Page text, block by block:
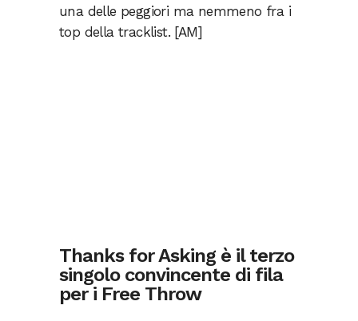
una delle peggiori ma nemmeno fra i
top della tracklist. [AM]
Thanks for Asking è il terzo
singolo convincente di fila
per i Free Throw